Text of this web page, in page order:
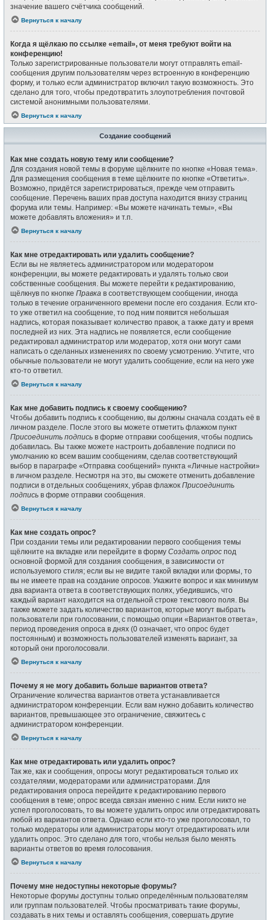
значение вашего счётчика сообщений.
Вернуться к началу
Когда я щёлкаю по ссылке «email», от меня требуют войти на
конференцию!
Только зарегистрированные пользователи могут отправлять email-
сообщения другим пользователям через встроенную в конференцию
форму, и только если администратор включил такую возможность. Это
сделано для того, чтобы предотвратить злоупотребления почтовой
системой анонимными пользователями.
Вернуться к началу
Создание сообщений
Как мне создать новую тему или сообщение?
Для создания новой темы в форуме щёлкните по кнопке «Новая тема».
Для размещения сообщения в теме щёлкните по кнопке «Ответить».
Возможно, придётся зарегистрироваться, прежде чем отправить
сообщение. Перечень ваших прав доступа находится внизу страниц
форума или темы. Например: «Вы можете начинать темы», «Вы
можете добавлять вложения» и т.п.
Вернуться к началу
Как мне отредактировать или удалить сообщение?
Если вы не являетесь администратором или модератором
конференции, вы можете редактировать и удалять только свои
собственные сообщения. Вы можете перейти к редактированию,
щёлкнув по кнопке Правка в соответствующем сообщении, иногда
только в течение ограниченного времени после его создания. Если кто-
то уже ответил на сообщение, то под ним появится небольшая
надпись, которая показывает количество правок, а также дату и время
последней из них. Эта надпись не появляется, если сообщение
редактировал администратор или модератор, хотя они могут сами
написать о сделанных изменениях по своему усмотрению. Учтите, что
обычные пользователи не могут удалить сообщение, если на него уже
кто-то ответил.
Вернуться к началу
Как мне добавить подпись к своему сообщению?
Чтобы добавить подпись к сообщению, вы должны сначала создать её в
личном разделе. После этого вы можете отметить флажком пункт
Присоединить подпись в форме отправки сообщения, чтобы подпись
добавилась. Вы также можете настроить добавление подписи по
умолчанию ко всем вашим сообщениям, сделав соответствующий
выбор в параграфе «Отправка сообщений» пункта «Личные настройки»
в личном разделе. Несмотря на это, вы сможете отменить добавление
подписи в отдельных сообщениях, убрав флажок Присоединить
подпись в форме отправки сообщения.
Вернуться к началу
Как мне создать опрос?
При создании темы или редактировании первого сообщения темы
щёлкните на вкладке или перейдите в форму Создать опрос под
основной формой для создания сообщения, в зависимости от
используемого стиля; если вы не видите такой вкладки или формы, то
вы не имеете прав на создание опросов. Укажите вопрос и как минимум
два варианта ответа в соответствующих полях, убедившись, что
каждый вариант находится на отдельной строке текстового поля. Вы
также можете задать количество вариантов, которые могут выбрать
пользователи при голосовании, с помощью опции «Вариантов ответа»,
период проведения опроса в днях (0 означает, что опрос будет
постоянным) и возможность пользователей изменять вариант, за
который они проголосовали.
Вернуться к началу
Почему я не могу добавить больше вариантов ответа?
Ограничение количества вариантов ответа устанавливается
администратором конференции. Если вам нужно добавить количество
вариантов, превышающее это ограничение, свяжитесь с
администратором конференции.
Вернуться к началу
Как мне отредактировать или удалить опрос?
Так же, как и сообщения, опросы могут редактироваться только их
создателями, модераторами или администраторами. Для
редактирования опроса перейдите к редактированию первого
сообщения в теме; опрос всегда связан именно с ним. Если никто не
успел проголосовать, то вы можете удалить опрос или отредактировать
любой из вариантов ответа. Однако если кто-то уже проголосовал, то
только модераторы или администраторы могут отредактировать или
удалить опрос. Это сделано для того, чтобы нельзя было менять
варианты ответов во время голосования.
Вернуться к началу
Почему мне недоступны некоторые форумы?
Некоторые форумы доступны только определённым пользователям
или группам пользователей. Чтобы просматривать такие форумы,
создавать в них темы и оставлять сообщения, совершать другие